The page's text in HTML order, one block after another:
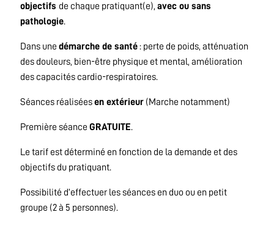
objectifs de chaque pratiquant(e), avec ou sans
pathologie.
Dans une démarche de santé: perte de poids, atténuation
des douleurs, bien-être physique et mental, amélioration
des capacités cardio-respiratoires.
Séances réaliséesen extérieur(Marche notamment)
Première séance GRATUITE.
Le tarif est déterminé en fonction de la demande et des
objectifs du pratiquant.
Possibilité d’effectuer les séances en duo ou en petit
groupe (2 à 5 personnes).